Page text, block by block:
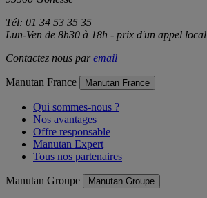
Tél: 01 34 53 35 35
Lun-Ven de 8h30 à 18h - prix d'un appel local
Contactez nous paremail
Manutan France Manutan France
Qui sommes-nous ?
Nos avantages
Offre responsable
Manutan Expert
Tous nos partenaires
Manutan Groupe Manutan Groupe